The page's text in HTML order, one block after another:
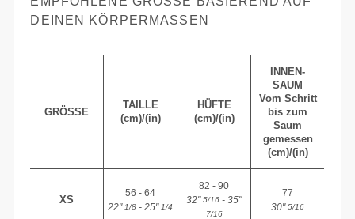
EINEN KÖRPERMASSEN
GRÖSSE
TAILLE
(cm)/(in)
HÜFTE
(cm)/(in)
INNEN-
SAUM
Vom Schritt
bis zum
Saum
gemessen
(cm)/(in)
XS
56 - 64
22"1/8 - 25"1/4
82 - 90
32"5/16 - 35"
7/16
77
30"5/16